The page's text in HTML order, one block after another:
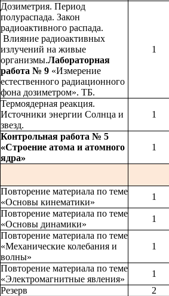
Дозиметрия. Период
полураспада. Закон
радиоактивного распада.
Влияние радиоактивных
излучений на живые
организмы.Лабораторная
работа № 9 «Измерение
естественного радиационного
фона дозиметром». ТБ.
1
Термоядерная реакция.
Источники энергии Солнца и
звезд.
1
Контрольная работа № 5
«Строение атома и атомного
ядра»
1
Повторение материала по теме
«Основы кинематики»
1
Повторение материала по теме
«Основы динамики»
1
Повторение материала по теме
«Механические колебания и
волны»
1
Повторение материала по теме
«Электромагнитные явления»
1
Резерв 2